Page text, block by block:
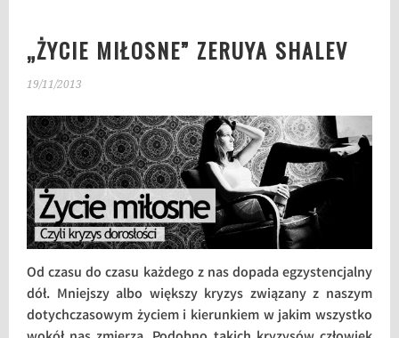
„ŻYCIE MIŁOSNE” ZERUYA SHALEV
19/11/2013
Od czasu do czasu każdego z nas dopada egzystencjalny
dół. Mniejszy albo większy kryzys związany z naszym
dotychczasowym życiem i kierunkiem w jakim wszystko